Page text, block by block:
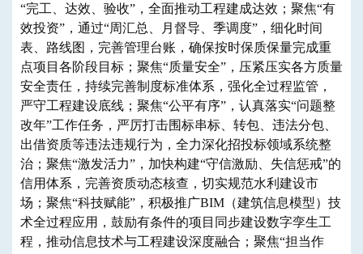
“完工、达效、验收”，全面推动工程建成达效；聚焦“有
效投资”，通过“周汇总、月督导、季调度”，细化时间
表、路线图，完善管理台账，确保按时保质保量完成重
点项目各阶段目标；聚焦“质量安全”，压紧压实各方质量
安全责任，持续完善制度标准体系，强化全过程监管，
严守工程建设底线；聚焦“公平有序”，认真落实“问题整
改年”工作任务，严厉打击围标串标、转包、违法分包、
出借资质等违法违规行为，全力深化招投标领域系统整
治；聚焦“激发活力”，加快构建“守信激励、失信惩戒”的
信用体系，完善资质动态核查，切实规范水利建设市
场；聚焦“科技赋能”，积极推广BIM（建筑信息模型）技
术全过程应用，鼓励有条件的项目同步建设数字孪生工
程，推动信息技术与工程建设深度融合；聚焦“担当作